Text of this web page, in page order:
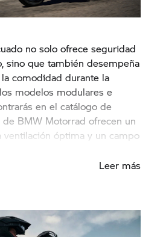
no solo ofrece seguridad
sino que también desempeña
comodidad durante la
modelos modulares e
en el catálogo de
BMW Motorrad ofrecen un
ventilación óptima y un campo
Leer más